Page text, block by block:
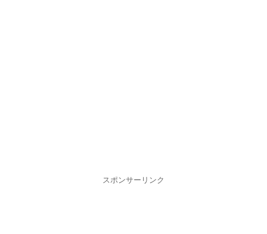
スポンサーリンク